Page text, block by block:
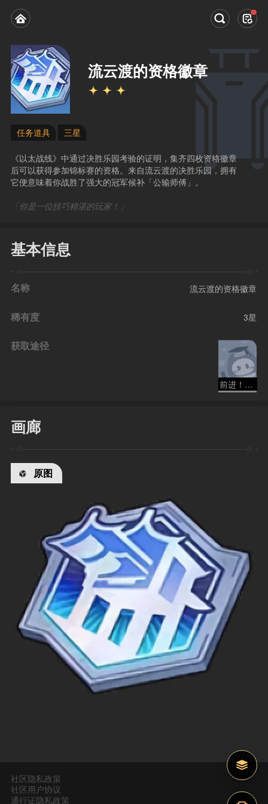
流云渡的资格徽章
任务道具 三星
《以太战线》中通过决胜乐园考验的证明，集齐四枚资格徽章
后可以获得参加锦标赛的资格。来自流云渡的决胜乐园，拥有
它便意味着你战胜了强大的冠军候补「公输师傅」。
「你是一位技巧精湛的玩家！」
基本信息
名称 流云渡的资格徽章
稀有度 3星
获取途径
前进！流云渡
画廊
原图
社区隐私政策
社区用户协议
通行证隐私政策